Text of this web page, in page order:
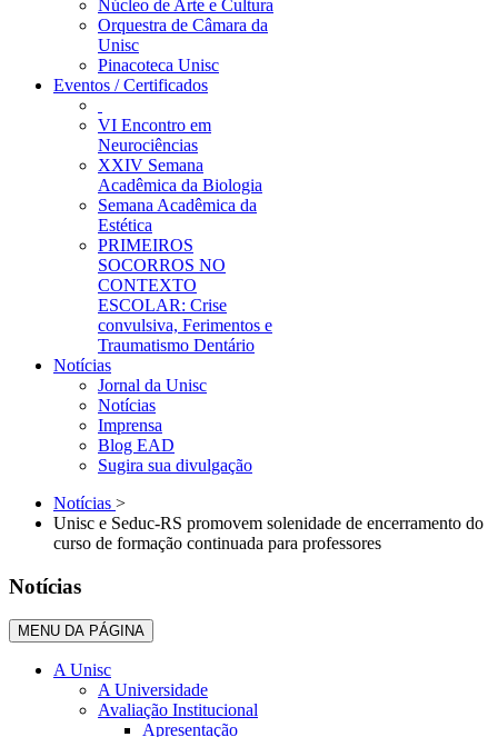
Núcleo de Arte e Cultura
Orquestra de Câmara da
Unisc
Pinacoteca Unisc
Eventos / Certificados
VI Encontro em
Neurociências
XXIV Semana
Acadêmica da Biologia
Semana Acadêmica da
Estética
PRIMEIROS
SOCORROS NO
CONTEXTO
ESCOLAR: Crise
convulsiva, Ferimentos e
Traumatismo Dentário
Notícias
Jornal da Unisc
Notícias
Imprensa
Blog EAD
Sugira sua divulgação
Notícias >
Unisc e Seduc-RS promovem solenidade de encerramento do
curso de formação continuada para professores
Notícias
MENU DA PÁGINA
A Unisc
A Universidade
Avaliação Institucional
Apresentação